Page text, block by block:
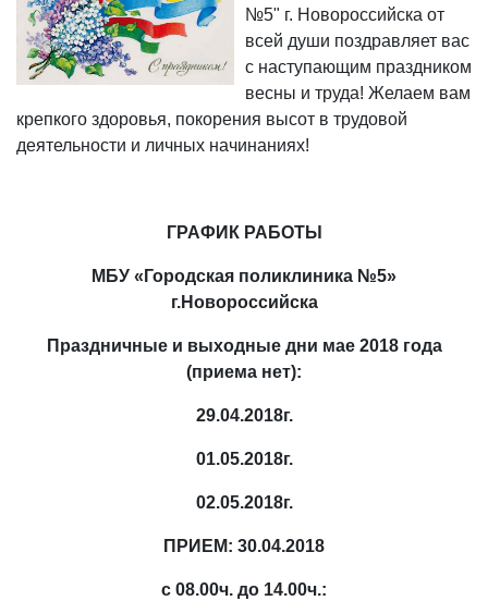
№5" г. Новороссийска от
всей души поздравляет вас
с наступающим праздником
весны и труда! Желаем вам
крепкого здоровья, покорения высот в трудовой
деятельности и личных начинаниях!
ГРАФИК РАБОТЫ
МБУ «Городская поликлиника №5»
г.Новороссийска
Праздничные и выходные дни мае 2018 года
(приема нет):
29.04.2018г.
01.05.2018г.
02.05.2018г.
ПРИЕМ: 30.04.2018
с 08.00ч. до 14.00ч.: